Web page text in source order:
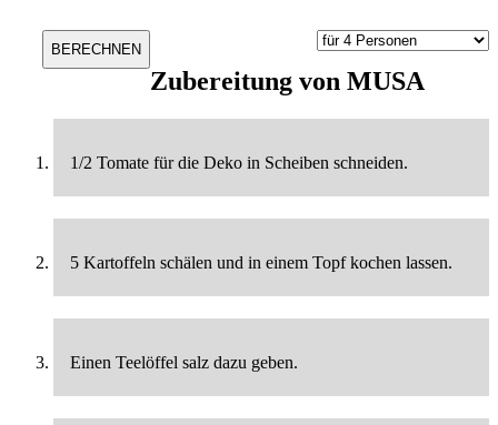
Zubereitung von MUSA
1/2 Tomate für die Deko in Scheiben schneiden.
5 Kartoffeln schälen und in einem Topf kochen lassen.
Einen Teelöffel salz dazu geben.